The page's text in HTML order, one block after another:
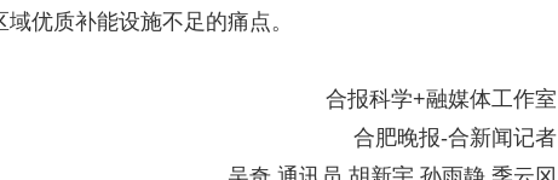
优质补能设施不足的痛点。
合报科学+融媒体工作室
合肥晚报-合新闻记者